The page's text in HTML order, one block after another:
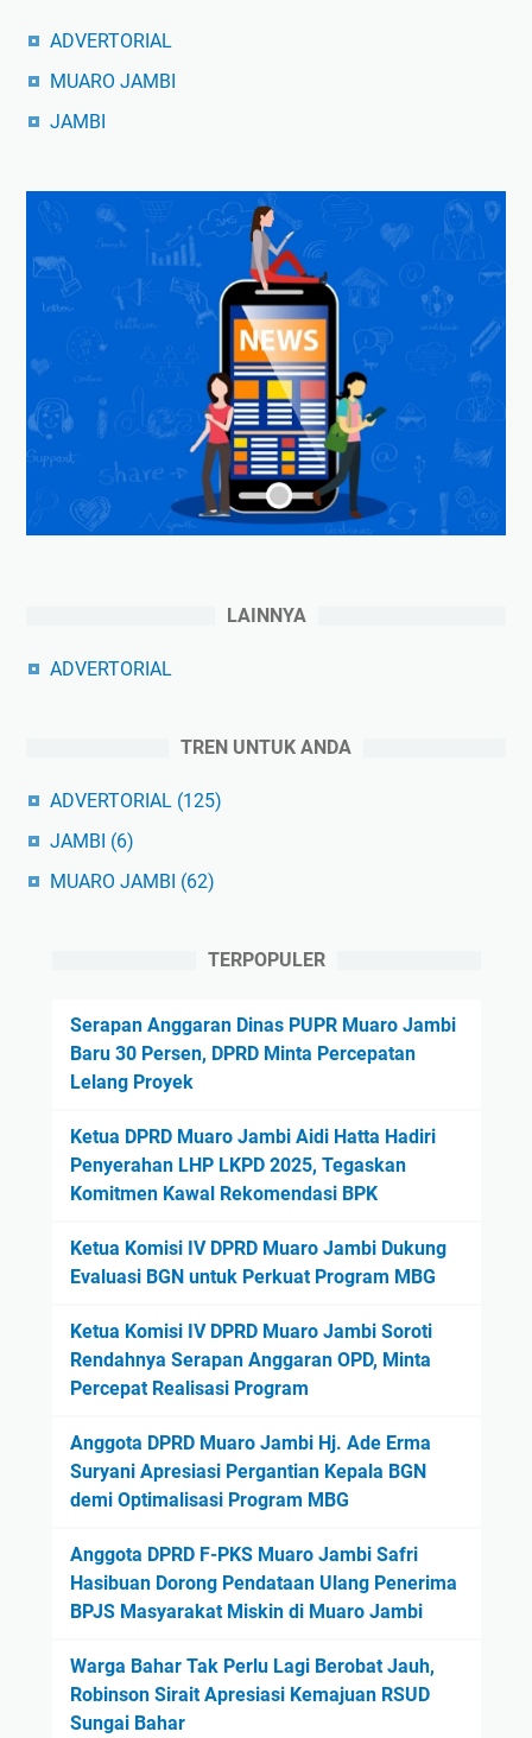
ADVERTORIAL
MUARO JAMBI
JAMBI
LAINNYA
ADVERTORIAL
TREN UNTUK ANDA
ADVERTORIAL (125)
JAMBI (6)
MUARO JAMBI (62)
TERPOPULER
Serapan Anggaran Dinas PUPR Muaro Jambi
Baru 30 Persen, DPRD Minta Percepatan
Lelang Proyek
Ketua DPRD Muaro Jambi Aidi Hatta Hadiri
Penyerahan LHP LKPD 2025, Tegaskan
Komitmen Kawal Rekomendasi BPK
Ketua Komisi IV DPRD Muaro Jambi Dukung
Evaluasi BGN untuk Perkuat Program MBG
Ketua Komisi IV DPRD Muaro Jambi Soroti
Rendahnya Serapan Anggaran OPD, Minta
Percepat Realisasi Program
Anggota DPRD Muaro Jambi Hj. Ade Erma
Suryani Apresiasi Pergantian Kepala BGN
demi Optimalisasi Program MBG
Anggota DPRD F-PKS Muaro Jambi Safri
Hasibuan Dorong Pendataan Ulang Penerima
BPJS Masyarakat Miskin di Muaro Jambi
Warga Bahar Tak Perlu Lagi Berobat Jauh,
Robinson Sirait Apresiasi Kemajuan RSUD
Sungai Bahar